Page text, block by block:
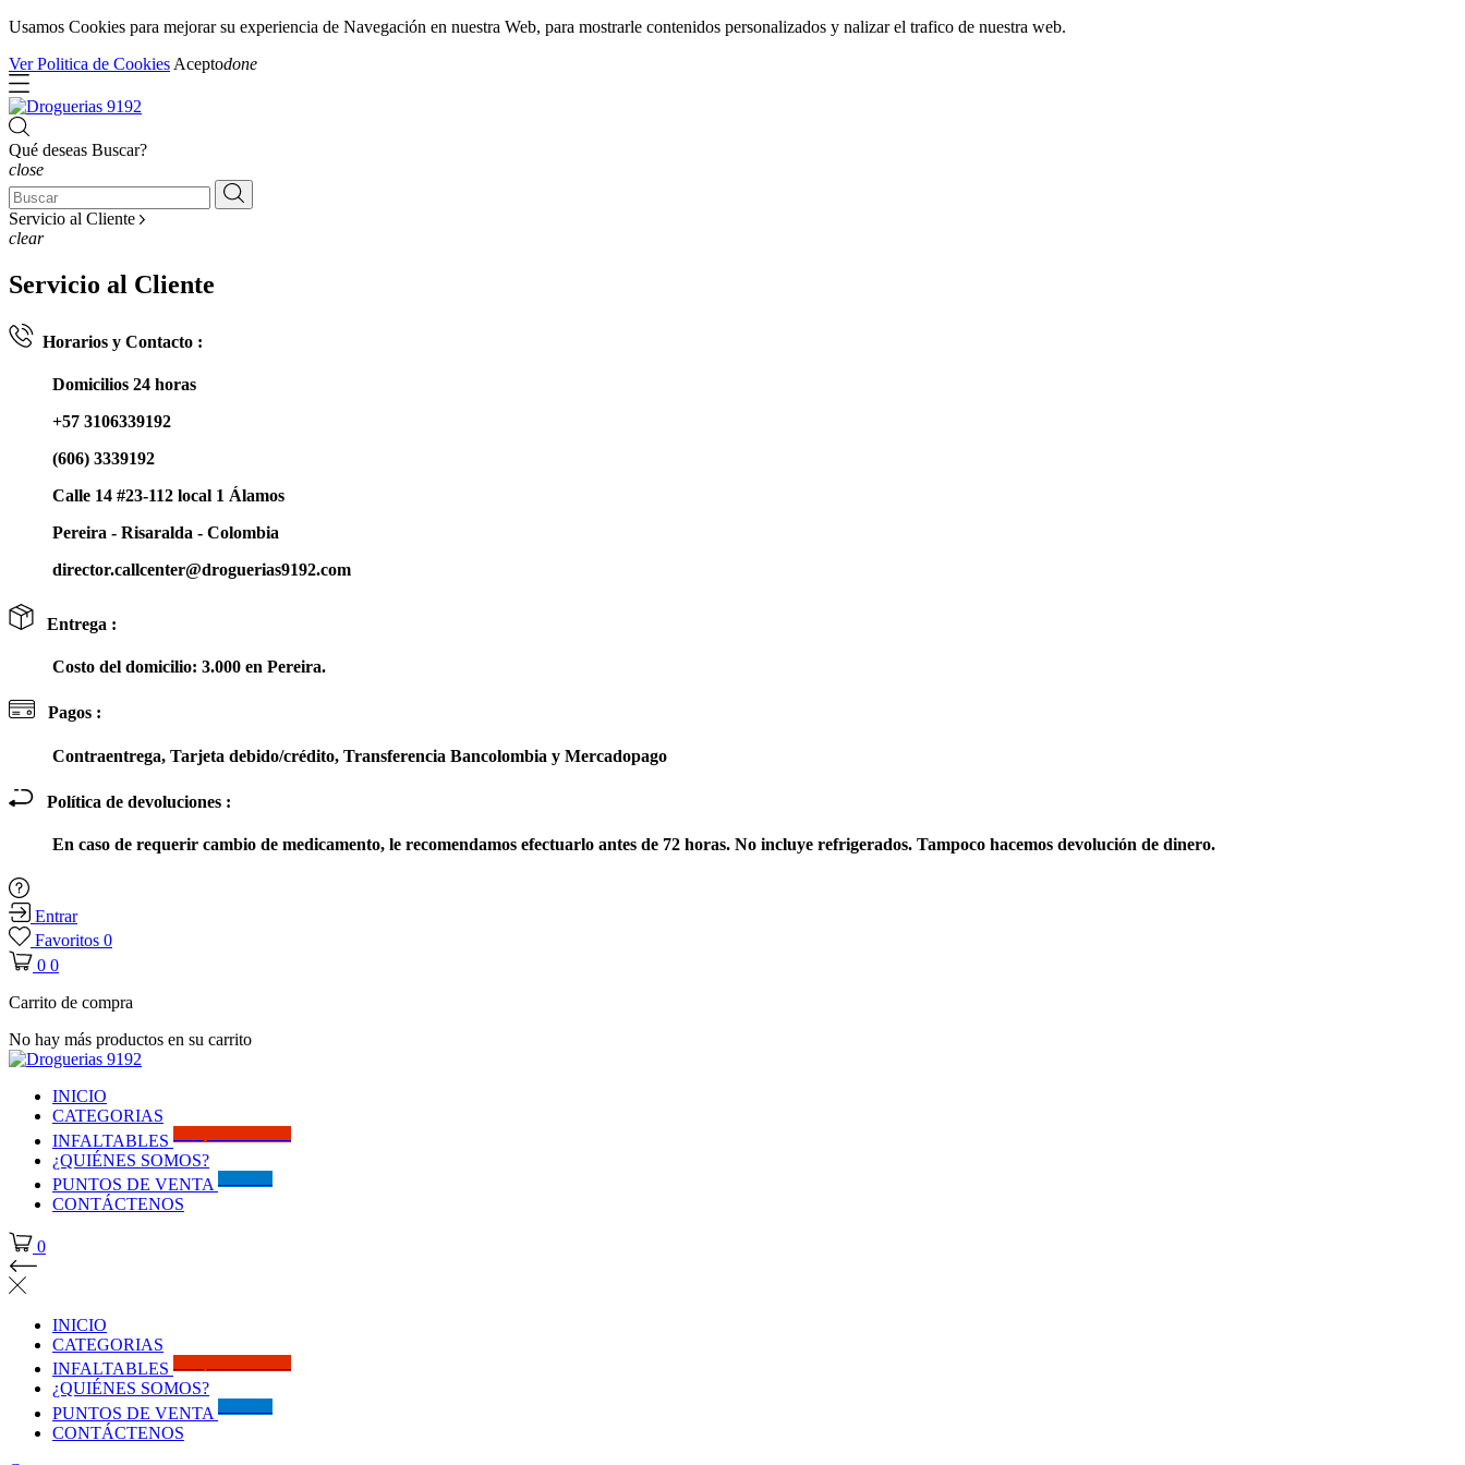
Usamos Cookies para mejorar su experiencia de Navegación en nuestra Web, para mostrarle contenidos personalizados y nalizar el trafico de nuestra web.
Ver Politica de Cookies Aceptodone
Qué deseas Buscar?
close
Servicio al Cliente
clear
Servicio al Cliente
Horarios y Contacto :
Domicilios 24 horas
+57 3106339192
(606) 3339192
Calle 14 #23-112 local 1 Álamos
Pereira - Risaralda - Colombia
director.callcenter@droguerias9192.com
Entrega :
Costo del domicilio: 3.000 en Pereira.
Pagos :
Contraentrega, Tarjeta debido/crédito, Transferencia Bancolombia y Mercadopago
Política de devoluciones :
En caso de requerir cambio de medicamento, le recomendamos efectuarlo antes de 72 horas. No incluye refrigerados. Tampoco hacemos devolución de dinero.
Entrar
Favoritos 0
0 0
Carrito de compra
No hay más productos en su carrito
INICIO
CATEGORIAS
INFALTABLES
¿QUIÉNES SOMOS?
PUNTOS DE VENTA
CONTÁCTENOS
0
INICIO
CATEGORIAS
INFALTABLES
¿QUIÉNES SOMOS?
PUNTOS DE VENTA
CONTÁCTENOS